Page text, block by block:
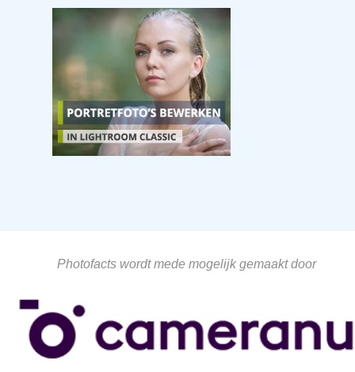
Photofacts wordt mede mogelijk gemaakt door